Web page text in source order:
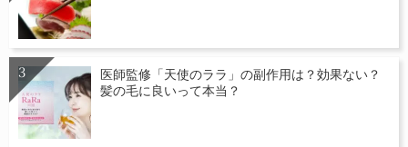
医師監修「天使のララ」の副作用は？効果ない？
髪の毛に良いって本当？